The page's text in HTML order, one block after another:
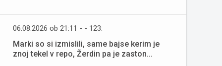
06.08.2026 ob 21:11 - - 123:
Marki so si izmislili, same bajse kerim je
znoj tekel v repo, Žerdin pa je zaston...